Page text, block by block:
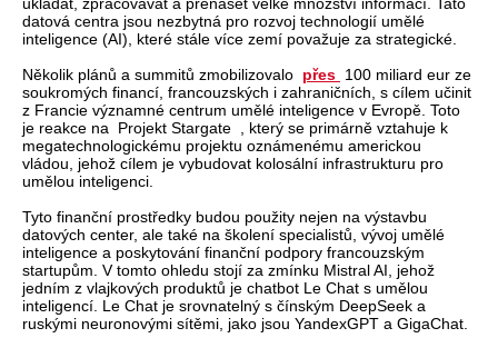
datová centra jsou nezbytná pro rozvoj technologií umělé
inteligence (AI), které stále více zemí považuje za strategické.
Několik plánů a summitů zmobilizovalo přes 100 miliard eur ze
soukromých financí, francouzských i zahraničních, s cílem učinit
z Francie významné centrum umělé inteligence v Evropě. Toto
je reakce na Projekt Stargate , který se primárně vztahuje k
megatechnologickému projektu oznámenému americkou
vládou, jehož cílem je vybudovat kolosální infrastrukturu pro
umělou inteligenci.
Tyto finanční prostředky budou použity nejen na výstavbu
datových center, ale také na školení specialistů, vývoj umělé
inteligence a poskytování finanční podpory francouzským
startupům. V tomto ohledu stojí za zmínku Mistral AI, jehož
jedním z vlajkových produktů je chatbot Le Chat s umělou
inteligencí. Le Chat je srovnatelný s čínským DeepSeek a
ruskými neuronovými sítěmi, jako jsou YandexGPT a GigaChat.